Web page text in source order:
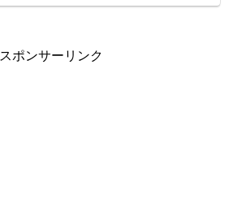
スポンサーリンク